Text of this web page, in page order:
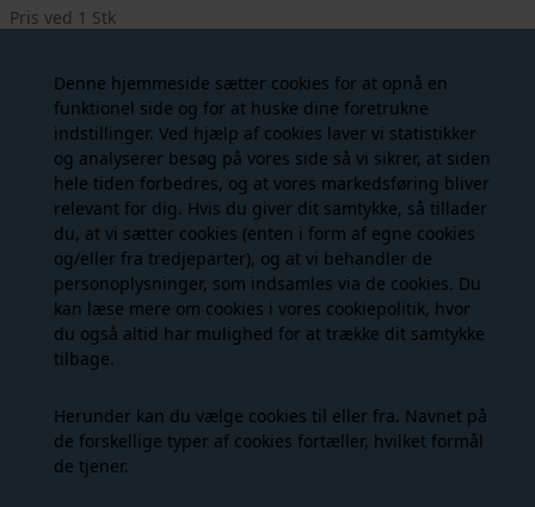
Denne hjemmeside sætter cookies for at opnå en
funktionel side og for at huske dine foretrukne
indstillinger. Ved hjælp af cookies laver vi statistikker
og analyserer besøg på vores side så vi sikrer, at siden
hele tiden forbedres, og at vores markedsføring bliver
relevant for dig. Hvis du giver dit samtykke, så tillader
du, at vi sætter cookies (enten i form af egne cookies
og/eller fra tredjeparter), og at vi behandler de
personoplysninger, som indsamles via de cookies. Du
kan læse mere om cookies i vores cookiepolitik, hvor
du også altid har mulighed for at trække dit samtykke
tilbage.
Herunder kan du vælge cookies til eller fra. Navnet på
de forskellige typer af cookies fortæller, hvilket formål
de tjener.
Pris ved 1 Stk
Vælg størrelse
Vælg variant
Fri fragt ved køb over 599,- til GLS Pakkeshop.
Levering 1-2 hverdage, ved bestilling inden 13.30 (hverdage)
Så fin skjorte fra YAS i smukt blomsterprint på sort baggrund i
en lækker heavy satinkvalitet. Pella Ls Shirt er gennemknappet,